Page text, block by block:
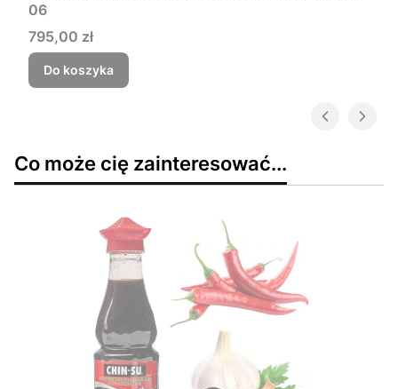
06
Cena
795,00 zł
Do koszyka
Co może cię zainteresować...